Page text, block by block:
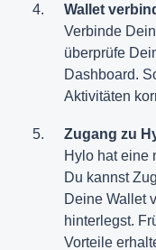
Wallet
Verbinde
überprüfe
Dashboard.
Aktivitäten
Zugang zu
Hylo hat eine
Du kannst
Deine Wallet
hinterlegst.
Vorteile